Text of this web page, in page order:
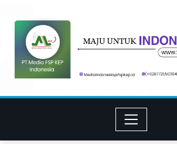
content